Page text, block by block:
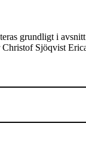
grundligt i
Christof Sjöqvist